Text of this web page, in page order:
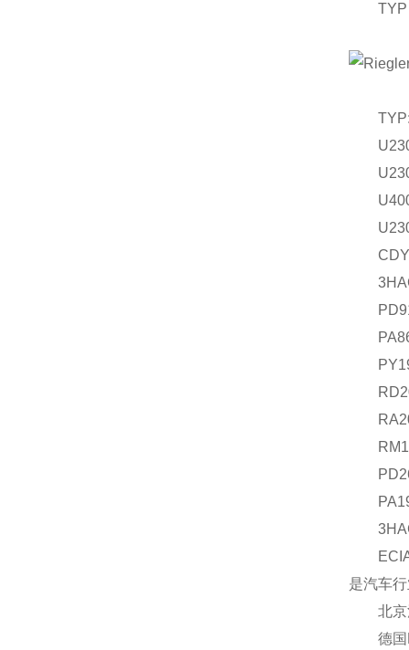
TYP
TYP:
U230
CDY-
ECIA
是汽车
北京汉
德国